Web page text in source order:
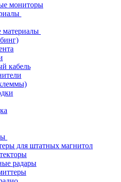
мониторы
материалы
кабель
для штатных магнитол
радары